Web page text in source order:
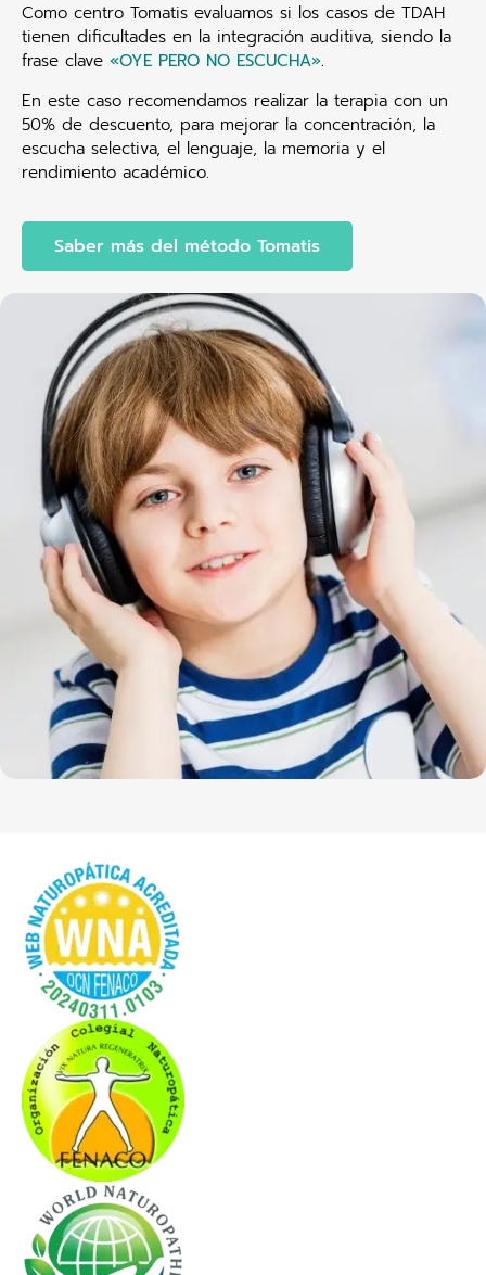
Como centro Tomatis evaluamos si los casos de TDAH
tienen dificultades en la integración auditiva, siendo la
frase clave «OYE PERO NO ESCUCHA».
En este caso recomendamos realizar la terapia con un
50% de descuento, para mejorar la concentración, la
escucha selectiva, el lenguaje, la memoria y el
rendimiento académico.
Saber más del método Tomatis